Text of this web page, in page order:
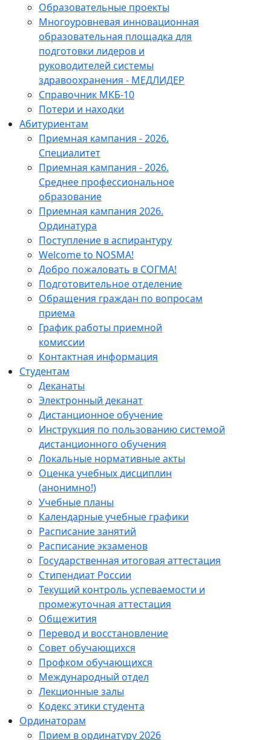
Образовательные проекты
Многоуровневая инновационная
образовательная площадка для
подготовки лидеров и
руководителей системы
здравоохранения - МЕДЛИДЕР
Справочник МКБ-10
Потери и находки
Абитуриентам
Приемная кампания - 2026.
Специалитет
Приемная кампания - 2026.
Среднее профессиональное
образование
Приемная кампания 2026.
Ординатура
Поступление в аспирантуру
Welcome to NOSMA!
Добро пожаловать в СОГМА!
Подготовительное отделение
Обращения граждан по вопросам
приема
График работы приемной
комиссии
Контактная информация
Студентам
Деканаты
Электронный деканат
Дистанционное обучение
Инструкция по пользованию системой
дистанционного обучения
Локальные нормативные акты
Оценка учебных дисциплин
(анонимно!)
Учебные планы
Календарные учебные графики
Расписание занятий
Расписание экзаменов
Государственная итоговая аттестация
Стипендиат России
Текущий контроль успеваемости и
промежуточная аттестация
Общежития
Перевод и восстановление
Совет обучающихся
Профком обучающихся
Международный отдел
Лекционные залы
Кодекс этики студента
Ординаторам
Прием в ординатуру 2026